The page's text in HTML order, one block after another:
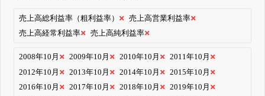
売上高総利益率（粗利益率）
売上高営業利益率
売上高経常利益率
売上高純利益率
2008年10月 2009年10月 2010年10月
2011年10月
2012年10月
2013年10月 2014年10月
2015年10月
2016年10月
2017年10月 2018年10月
2019年10月